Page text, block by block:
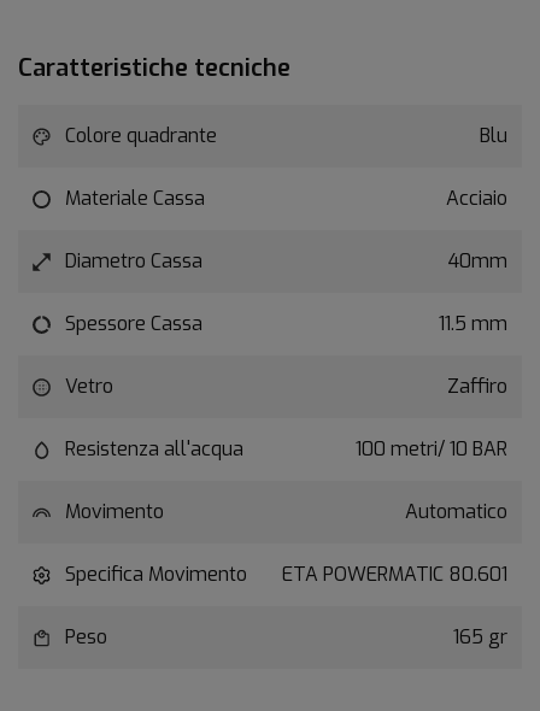
Caratteristiche tecniche
Colore quadrante Blu
Materiale Cassa Acciaio
Diametro Cassa 40mm
Spessore Cassa 11.5 mm
Vetro Zaffiro
Resistenza all'acqua 100 metri/ 10 BAR
Movimento Automatico
Specifica Movimento ETA POWERMATIC 80.601
Peso 165 gr